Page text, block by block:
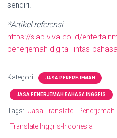
sendiri.
*Artikel referensi:
https://siap.viva.co.id/
penerjemah-digital-lintas-
Kategori: JASA PENEREJEMAH
JASA PENERJEMAH BAHASA INGGRIS
Tags: Jasa Translate Penerjemah
Translate Inggris-Indonesia